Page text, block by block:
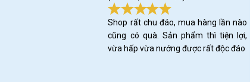
Shop rất chu đáo, mua hàng lần nào
cũng có quà. Sản phẩm thì tiện lợi,
vừa hấp vừa nướng được rất độc đáo